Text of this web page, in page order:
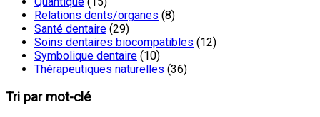
Relations dents/organes (8)
Santé dentaire (29)
Soins dentaires biocompatibles (12)
Symbolique dentaire (10)
Thérapeutiques naturelles (36)
Tri par mot-clé